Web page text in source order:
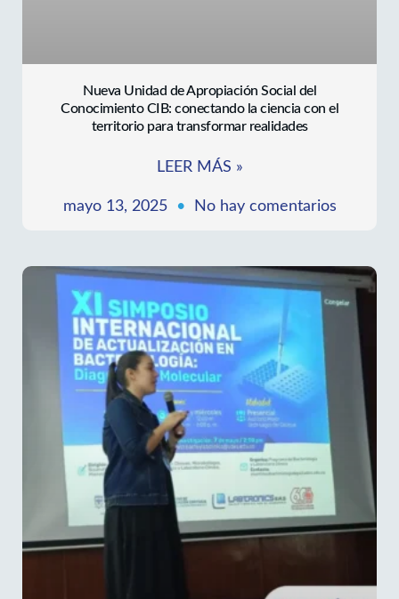
Nueva Unidad de Apropiación Social del
Conocimiento CIB: conectando la ciencia con el
territorio para transformar realidades
LEER MÁS »
mayo 13, 2025 No hay comentarios